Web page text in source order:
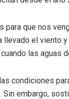
para que nos
el viento
las aguas
condiciones
Sin embargo,